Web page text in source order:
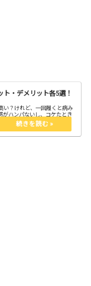
・デメリット各5選！
い？けれど、一回履くと病み
がハンパないし、コケたとき
を知って世界を広げよう！